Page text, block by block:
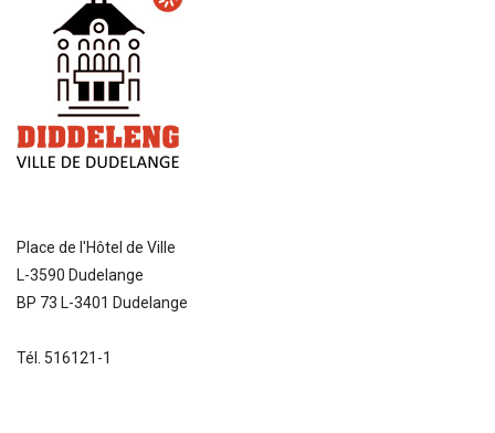
Place de l'Hôtel de Ville
L-3590 Dudelange
BP 73 L-3401 Dudelange
Tél. 516121-1